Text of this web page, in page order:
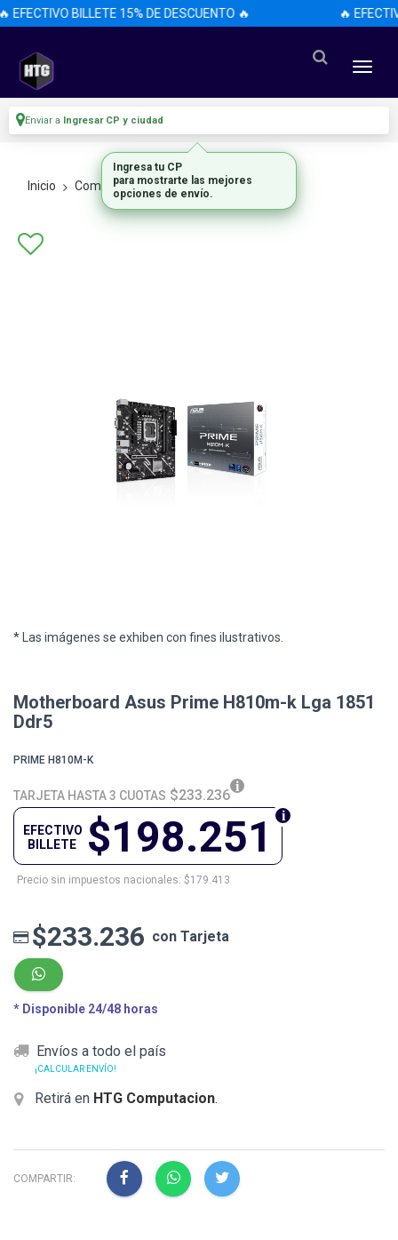
EFECTIVO BILLETE 15% DE DESCUENTO 🔥 🔥
Enviar a Ingresar CP y ciudad
Inicio Componentes De Pc Motherboards
* Las imágenes se exhiben con fines ilustrativos.
Motherboard Asus Prime H810m-k Lga 1851
Ddr5
PRIME H810M-K
TARJETA HASTA 3 CUOTAS $233.236
$198.251
EFECTIVO
BILLETE
Precio sin impuestos nacionales: $179.413
$233.236 con Tarjeta
* Disponible 24/48 horas
Envíos a todo el país
¡CALCULAR ENVÍO!
Retirá en HTG Computacion.
COMPARTIR:
Ingresa tu CP
para mostrarte las mejores
opciones de envío.